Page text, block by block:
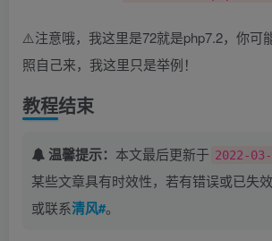
⚠️注意哦，我这里是72就是php7.2，你可
照自己来，我这里只是举例！
教程结束
温馨提示： 本文最后更新于 2022-
某些文章具有时效性，若有错误或已失
或联系清风#。